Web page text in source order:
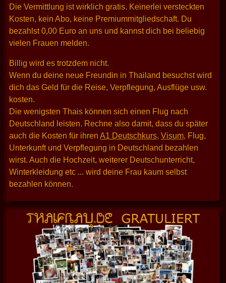
Die Vermittlung ist wirklich gratis. Keinerlei versteckten
Kosten, kein Abo, keine Premiummitgliedschaft. Du
bezahlst 0,00 Euro an uns und kannst dich bei beliebig
vielen Frauen melden.
Billig wird es trotzdem nicht.
Wenn du deine neue Freundin in Thailand besuchst wird
dich das Geld für die Reise, Verpflegung, Ausflüge usw.
kosten.
Die wenigsten Thais können sich einen Flug nach
Deutschland leisten. Rechne also damit, dass du später
auch die Kosten für ihrenA1 Deutschkurs, Visum, Flug,
Unterkunft und Verpflegung in Deutschland bezahlen
wirst. Auch die Hochzeit, weiterer Deutschunterricht,
Winterkleidung etc ... wird deine Frau kaum selbst
bezahlen können.